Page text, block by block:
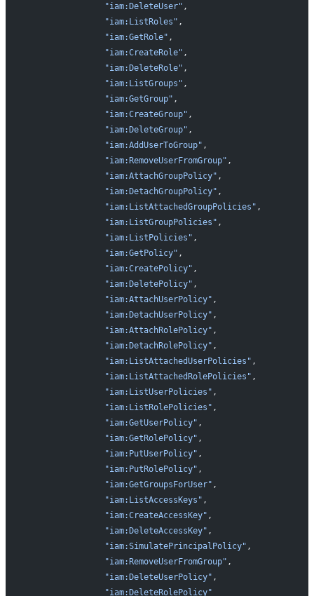
                "iam:DeleteUser"
,
                "iam:ListRoles"
,
                "iam:GetRole"
,
                "iam:CreateRole"
,
                "iam:DeleteRole"
,
                "iam:ListGroups"
,
                "iam:GetGroup"
,
                "iam:CreateGroup"
,
                "iam:DeleteGroup"
,
                "iam:AddUserToGroup"
,
                "iam:RemoveUserFromGroup"
,
                "iam:AttachGroupPolicy"
,
                "iam:DetachGroupPolicy"
,
                "iam:ListAttachedGroupPolicies"
,
                "iam:ListGroupPolicies"
,
                "iam:ListPolicies"
,
                "iam:GetPolicy"
,
                "iam:CreatePolicy"
,
                "iam:DeletePolicy"
,
                "iam:AttachUserPolicy"
,
                "iam:DetachUserPolicy"
,
                "iam:AttachRolePolicy"
,
                "iam:DetachRolePolicy"
,
                "iam:ListAttachedUserPolicies"
,
                "iam:ListAttachedRolePolicies"
,
                "iam:ListUserPolicies"
,
                "iam:ListRolePolicies"
,
                "iam:GetUserPolicy"
,
                "iam:GetRolePolicy"
,
                "iam:PutUserPolicy"
,
                "iam:PutRolePolicy"
,
                "iam:GetGroupsForUser"
,
                "iam:ListAccessKeys"
,
                "iam:CreateAccessKey"
,
                "iam:DeleteAccessKey"
,
                "iam:SimulatePrincipalPolicy"
,
                "iam:RemoveUserFromGroup"
,
                "iam:DeleteUserPolicy"
,
                "iam:DeleteRolePolicy"